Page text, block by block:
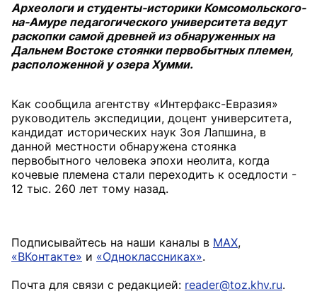
Археологи и студенты-историки Комсомольского-
на-Амуре педагогического университета ведут
раскопки самой древней из обнаруженных на
Дальнем Востоке стоянки первобытных племен,
расположенной у озера Хумми.
Как сообщила агентству «Интерфакс-Евразия»
руководитель экспедиции, доцент университета,
кандидат исторических наук Зоя Лапшина, в
данной местности обнаружена стоянка
первобытного человека эпохи неолита, когда
кочевые племена стали переходить к оседлости -
12 тыс. 260 лет тому назад.
Подписывайтесь на наши каналы в MAX,
«ВКонтакте» и «Одноклассниках».
Почта для связи с редакцией: reader@toz.khv.ru.